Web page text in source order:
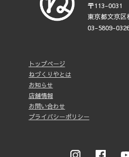
〒113-0031
東京都文京
03-5809-
トップページ
ねづくりやとは
お知らせ
店舗情報
お問い合わせ
プライバシーポリシー